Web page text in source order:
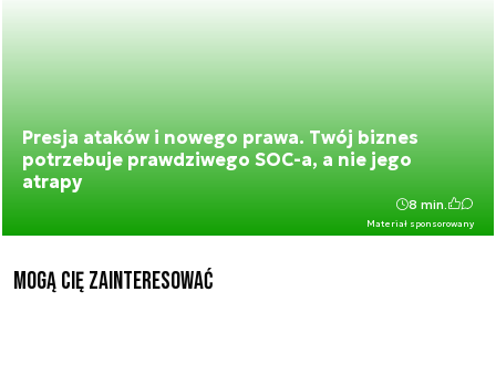
Presja ataków i nowego prawa. Twój biznes
potrzebuje prawdziwego SOC-a, a nie jego
atrapy
Materiał sponsorowany
8 min.
Mogą Cię zainteresować